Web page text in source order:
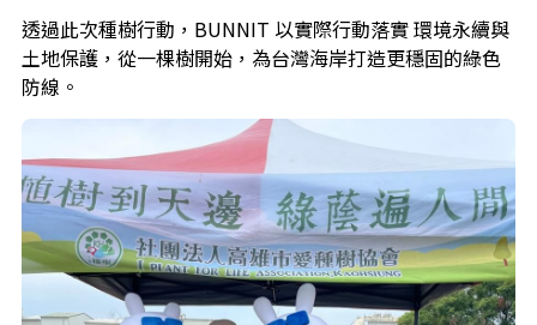
透過此次種樹行動，BUNNIT 以實際行動落實 環境永續與
土地保護，從一棵樹開始，為台灣海岸打造更穩固的綠色
防線。